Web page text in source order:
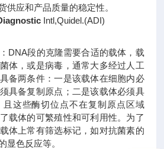
供应和产品质量的稳定性。
Intl,Quidel.(ADI)
DNA段的克隆需要合适的载体，载
体，或是病毒，通常大多经过人工
备两条件：一是该载体在细胞内必
具备复制原点；二是该载体必须具
这些酶切位点不在复制原点区域
载体的可繁殖性和可利用性。为了
体上常有筛选标记，如对抗菌素的
显色反应等。